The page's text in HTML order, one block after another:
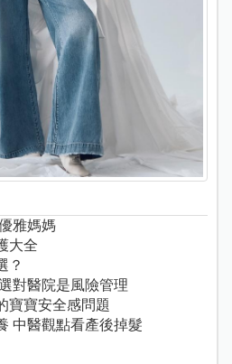
雅媽媽
大全
？
對醫院是風險管理
寶寶安全感問題
中醫觀點看產後掉髮